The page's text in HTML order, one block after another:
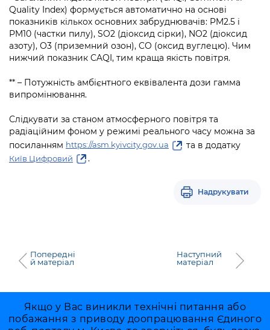
Quality Index) формується автоматично на основі
показників кількох основних забруднювачів: PM2.5 і
PM10 (частки пилу), SO2 (діоксид сірки), NO2 (діоксид
азоту), О3 (приземний озон), CO (оксид вуглецю). Чим
нижчий показник CAQI, тим краща якість повітря.
** – Потужність амбієнтного еквівалента дози гамма
випромінювання.
Слідкувати за станом атмосферного повітря та
радіаційним фоном у режимі реального часу можна за
посиланням https://asm.kyivcity.gov.ua та в додатку
Київ Цифровий .
Надрукувати
Попередні
й матеріал
Наступний
матеріал
Якщо у Вас виникли технічні питання або
побажання з приводу доопрацювання Єдиного